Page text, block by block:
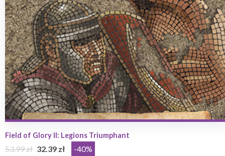
Field of Glory II: Legions Triumphant
53.99 zł 32.39 zł -40%